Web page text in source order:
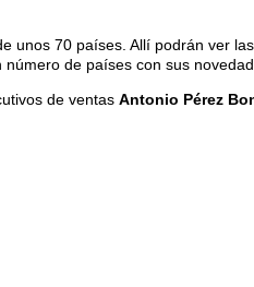
unos 70 países. Allí podrán ver
de países con sus
de ventas Antonio Pérez